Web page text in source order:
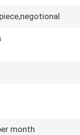
month